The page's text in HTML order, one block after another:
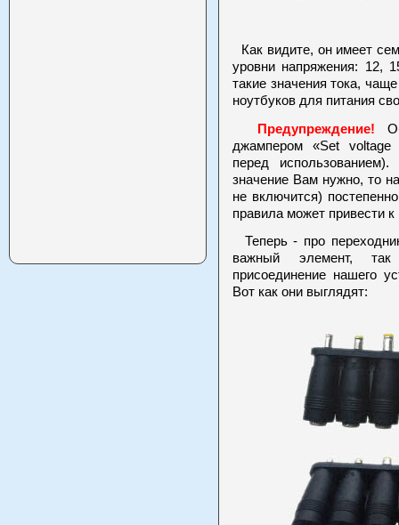
Как видите, он имеет
уровни напряжения: 12,
такие значения тока,
ноутбуков для питания
Предупреждение!
джампером «Set voltage
перед
значение Вам нужно, то
не включится)
правила может привести
Теперь - про
важный элемент,
присоединение нашего
Вот как они выглядят: